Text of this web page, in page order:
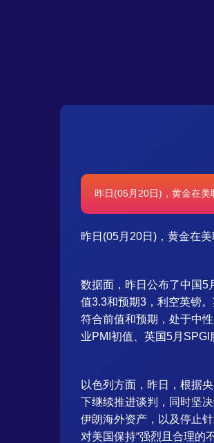
昨日(05月20日)，黄金在
昨日(05月20日)，黄金在
数据面，昨日公布了中国5
值3.3和预期3，利空英镑
符合前值和预期，处于中
业PMI初值、英国5月
以色列方面，昨日，根据
下继续推进谈判，同时坚
伊朗海外资产，以及停止
对美国保持“强烈且合理的